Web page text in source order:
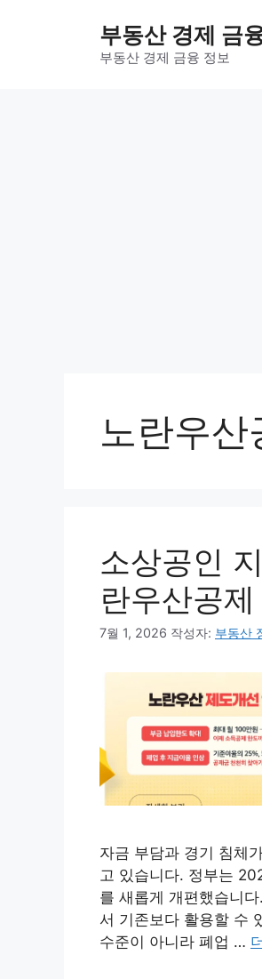
부동산 경제 금
부동산 경제 금융 정보
노란우산
소상공인
란우산공
7월 1, 2026 작성자: 부동산
자금 부담과 경기 침체
고 있습니다. 정부는
를 새롭게 개편했습니
서 기존보다 활용할 수
수준이 아니라 폐업 …